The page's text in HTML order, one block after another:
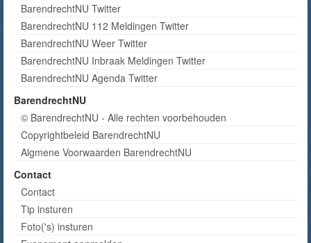
BarendrechtNU Twitter
BarendrechtNU 112 Meldingen Twitter
BarendrechtNU Weer Twitter
BarendrechtNU Inbraak Meldingen Twitter
BarendrechtNU Agenda Twitter
BarendrechtNU
© BarendrechtNU - Alle rechten voorbehouden
Copyrightbeleid BarendrechtNU
Algmene Voorwaarden BarendrechtNU
Contact
Contact
Tip insturen
Foto('s) insturen